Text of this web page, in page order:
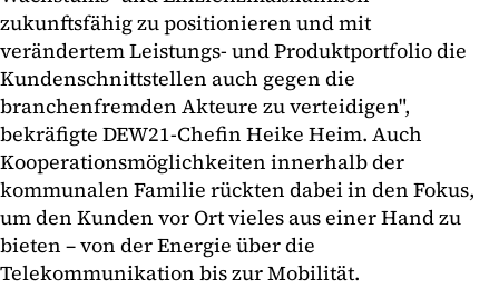
zukunftsfähig zu positionieren und mit
verändertem Leistungs- und Produktportfolio die
Kundenschnittstellen auch gegen die
branchenfremden Akteure zu verteidigen",
bekräfigte DEW21-Chefin Heike Heim. Auch
Kooperationsmöglichkeiten innerhalb der
kommunalen Familie rückten dabei in den Fokus,
um den Kunden vor Ort vieles aus einer Hand zu
bieten – von der Energie über die
Telekommunikation bis zur Mobilität.